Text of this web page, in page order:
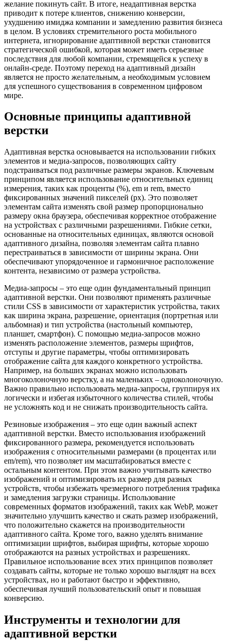
желание покинуть сайт. В итоге, неадаптивная верстка
приводит к потере клиентов, снижению конверсии,
ухудшению имиджа компании и замедлению развития бизнеса
в целом. В условиях стремительного роста мобильного
интернета, игнорирование адаптивной верстки становится
стратегической ошибкой, которая может иметь серьезные
последствия для любой компании, стремящейся к успеху в
онлайн-среде. Поэтому переход на адаптивный дизайн
является не просто желательным, а необходимым условием
для успешного существования в современном цифровом
мире.
Основные принципы адаптивной
верстки
Адаптивная верстка основывается на использовании гибких
элементов и медиа-запросов, позволяющих сайту
подстраиваться под различные размеры экранов. Ключевым
принципом является использование относительных единиц
измерения, таких как проценты (%), em и rem, вместо
фиксированных значений пикселей (px). Это позволяет
элементам сайта изменять свой размер пропорционально
размеру окна браузера, обеспечивая корректное отображение
на устройствах с различными разрешениями. Гибкие сетки,
основанные на относительных единицах, являются основой
адаптивного дизайна, позволяя элементам сайта плавно
перестраиваться в зависимости от ширины экрана. Они
обеспечивают упорядоченное и гармоничное расположение
контента, независимо от размера устройства.
Медиа-запросы – это еще один фундаментальный принцип
адаптивной верстки. Они позволяют применять различные
стили CSS в зависимости от характеристик устройства, таких
как ширина экрана, разрешение, ориентация (портретная или
альбомная) и тип устройства (настольный компьютер,
планшет, смартфон). С помощью медиа-запросов можно
изменять расположение элементов, размеры шрифтов,
отступы и другие параметры, чтобы оптимизировать
отображение сайта для каждого конкретного устройства.
Например, на больших экранах можно использовать
многоколоночную верстку, а на маленьких – одноколоночную.
Важно правильно использовать медиа-запросы, группируя их
логически и избегая избыточного количества стилей, чтобы
не усложнять код и не снижать производительность сайта.
Резиновые изображения – это еще один важный аспект
адаптивной верстки. Вместо использования изображений
фиксированного размера, рекомендуется использовать
изображения с относительными размерами (в процентах или
em/rem), что позволяет им масштабироваться вместе с
остальным контентом. При этом важно учитывать качество
изображений и оптимизировать их размер для разных
устройств, чтобы избежать чрезмерного потребления трафика
и замедления загрузки страницы. Использование
современных форматов изображений, таких как WebP, может
значительно улучшить качество и сжать размер изображений,
что положительно скажется на производительности
адаптивного сайта. Кроме того, важно уделять внимание
оптимизации шрифтов, выбирая шрифты, которые хорошо
отображаются на разных устройствах и разрешениях.
Правильное использование всех этих принципов позволяет
создавать сайты, которые не только хорошо выглядят на всех
устройствах, но и работают быстро и эффективно,
обеспечивая лучший пользовательский опыт и повышая
конверсию.
Инструменты и технологии для
адаптивной верстки